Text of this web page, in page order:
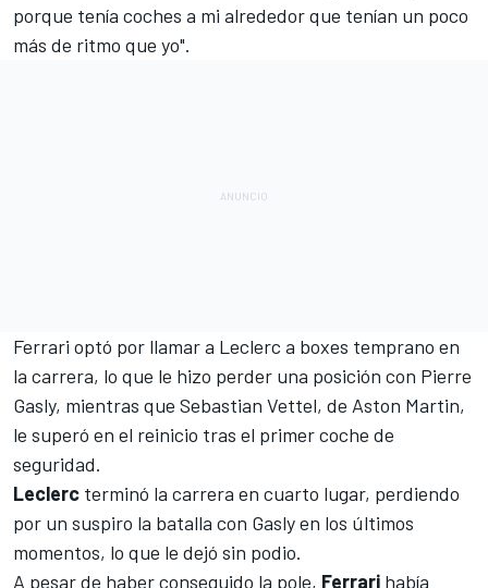
porque tenía coches a mi alrededor que tenían un poco
más de ritmo que yo".
Ferrari optó por llamar a Leclerc a boxes temprano en
la carrera, lo que le hizo perder una posición con Pierre
Gasly, mientras que Sebastian Vettel, de Aston Martin,
le superó en el reinicio tras el primer coche de
seguridad.
Leclerc terminó la carrera en cuarto lugar, perdiendo
por un suspiro la batalla con Gasly en los últimos
momentos, lo que le dejó sin podio.
A pesar de haber conseguido la pole, Ferrari había